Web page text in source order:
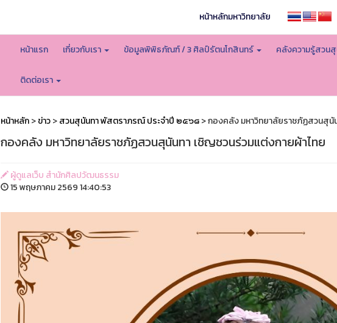
หน้าหลักมหาวิทยาลัย
หน้าแรก เกี่ยวกับเรา ข้อมูลพิพิธภัณฑ์ / 3 ศิลป์รัตนโกสินทร์ คลังความรู้สวน
ติดต่อเรา
หน้าหลัก>ข่าว>สวนสุนันทา พัสตราภรณ์ ประจำปี ๒๕๖๘> กองคลัง มหาวิทยาลัยราชภัฏสวนสุนั
กองคลัง มหาวิทยาลัยราชภัฏสวนสุนันทา เชิญชวนร่วมแต่งกายผ้าไทย
ผู้ดูแลเว็บ สำนักศิลปวัฒนธรรม
15 พฤษภาคม 2569 14:40:53